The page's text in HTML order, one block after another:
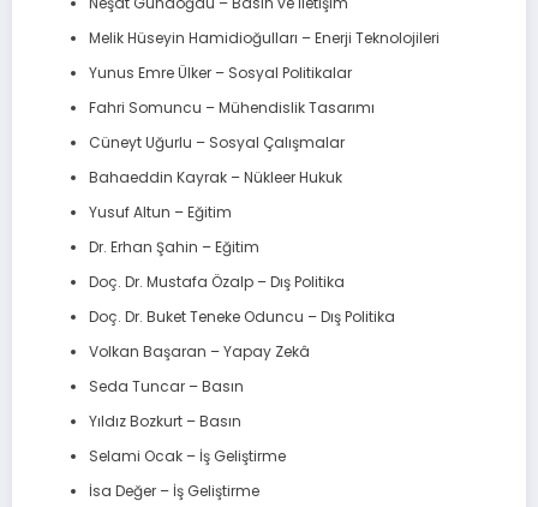
Melik Hüseyin Hamidioğulları – Enerji Teknolojileri
Yunus Emre Ülker – Sosyal Politikalar
Fahri Somuncu – Mühendislik Tasarımı
Cüneyt Uğurlu – Sosyal Çalışmalar
Bahaeddin Kayrak – Nükleer Hukuk
Yusuf Altun – Eğitim
Dr. Erhan Şahin – Eğitim
Doç. Dr. Mustafa Özalp – Dış Politika
Doç. Dr. Buket Teneke Oduncu – Dış Politika
Volkan Başaran – Yapay Zekâ
Seda Tuncar – Basın
Yıldız Bozkurt – Basın
Selami Ocak – İş Geliştirme
İsa Değer – İş Geliştirme